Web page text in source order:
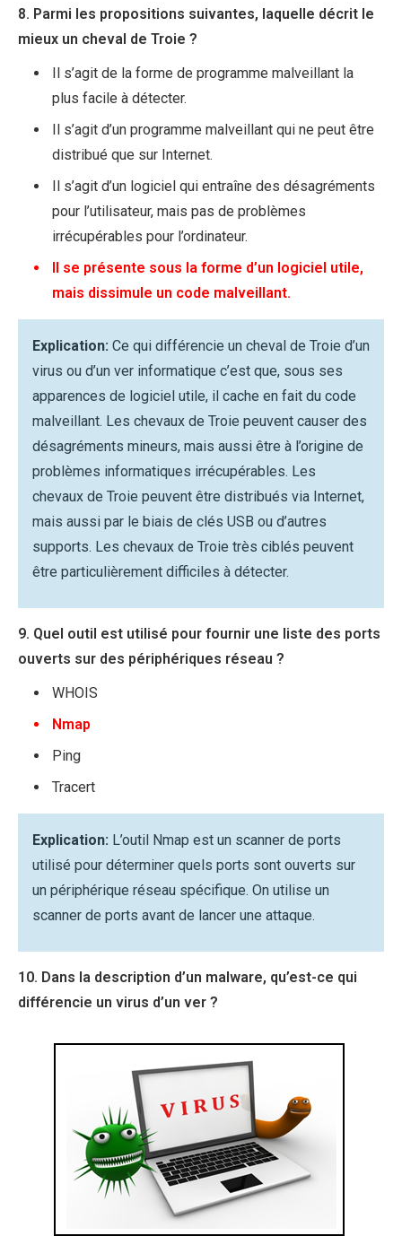
8. Parmi les propositions suivantes, laquelle décrit le
mieux un cheval de Troie ?
Il s’agit de la forme de programme malveillant la
plus facile à détecter.
Il s’agit d’un programme malveillant qui ne peut être
distribué que sur Internet.
Il s’agit d’un logiciel qui entraîne des désagréments
pour l’utilisateur, mais pas de problèmes
irrécupérables pour l’ordinateur.
Il se présente sous la forme d’un logiciel utile,
mais dissimule un code malveillant.
Explication: Ce qui différencie un cheval de Troie d’un
virus ou d’un ver informatique c’est que, sous ses
apparences de logiciel utile, il cache en fait du code
malveillant. Les chevaux de Troie peuvent causer des
désagréments mineurs, mais aussi être à l’origine de
problèmes informatiques irrécupérables. Les
chevaux de Troie peuvent être distribués via Internet,
mais aussi par le biais de clés USB ou d’autres
supports. Les chevaux de Troie très ciblés peuvent
être particulièrement difficiles à détecter.
9. Quel outil est utilisé pour fournir une liste des ports
ouverts sur des périphériques réseau ?
WHOIS
Nmap
Ping
Tracert
Explication: L’outil Nmap est un scanner de ports
utilisé pour déterminer quels ports sont ouverts sur
un périphérique réseau spécifique. On utilise un
scanner de ports avant de lancer une attaque.
10. Dans la description d’un malware, qu’est-ce qui
différencie un virus d’un ver ?